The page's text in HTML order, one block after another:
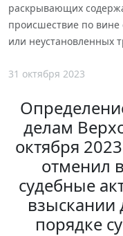
раскрывающих
происшествие по вине
или неустановленных
31 октября 2023
делам
октября
отменил
судебные
взыскании
порядке